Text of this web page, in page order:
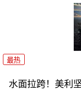
最热
水面拉跨！美利